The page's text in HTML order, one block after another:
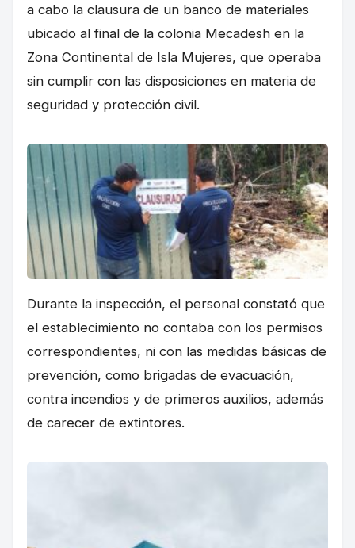
a cabo la clausura de un banco de materiales
ubicado al final de la colonia Mecadesh en la
Zona Continental de Isla Mujeres, que operaba
sin cumplir con las disposiciones en materia de
seguridad y protección civil.
Durante la inspección, el personal constató que
el establecimiento no contaba con los permisos
correspondientes, ni con las medidas básicas de
prevención, como brigadas de evacuación,
contra incendios y de primeros auxilios, además
de carecer de extintores.